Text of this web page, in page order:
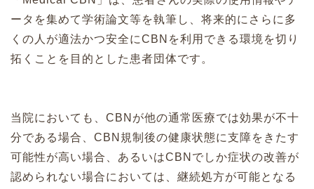
ータを集めて学術論文等を執筆し、将来的にさらに多
くの人が適法かつ安全にCBNを利用できる環境を切り
拓くことを目的とした患者団体です。
当院においても、CBNが他の通常医療では効果が不十
分である場合、CBN規制後の健康状態に支障をきたす
可能性が高い場合、あるいはCBNでしか症状の改善が
認められない場合においては、継続処方が可能となる